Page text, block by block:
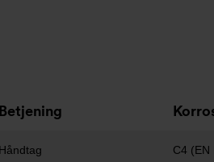
Betjening
Håndtag C4 (EN